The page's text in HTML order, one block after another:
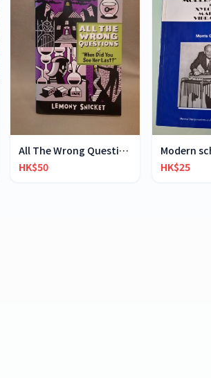
All The Wrong Questions 2: "When Did You See Her L
HK$50
HK$25